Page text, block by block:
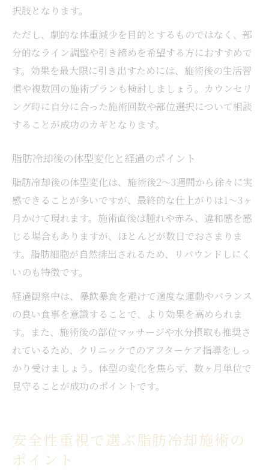
択肢となります。
ただし、劇的な体重減少を目的とするものではなく、部
分的なライン調整や引き締めを希望する方におすすめで
す。効果を最大限に引き出すためには、施術後の生活習
慣や複数回の施術プランも検討しましょう。カウンセリ
ング時に自分に合った施術回数や部位選択について相談
することが成功のカギとなります。
脂肪冷却後の体型変化と経過のポイント
脂肪冷却後の体型変化は、施術後2〜3週間から徐々に実
感できることが多いですが、最終的な仕上がりは1〜3ヶ
月かけて現れます。施術直後は腫れや赤み、違和感を感
じる場合もありますが、ほとんどが数日でおさまりま
す。脂肪細胞が自然排出されるため、リバウンドしにく
いのも特徴です。
経過観察中は、暴飲暴食を避けて適度な運動やバランス
の良い食事を意識することで、より効果を高められま
す。また、施術後の部位マッサージや水分摂取も推奨さ
れているため、クリニックでのアフターケア指導をしっ
かり受けましょう。体型の変化を焦らず、数ヶ月単位で
見守ることが成功のポイントです。
安全性重視で選ぶ脂肪冷却施術の
ポイント